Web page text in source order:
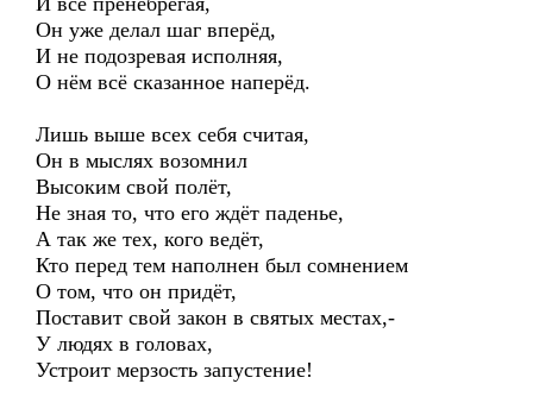
Он уже делал шаг вперёд,
И не подозревая исполняя,
О нём всё сказанное наперёд.
Лишь выше всех себя считая,
Он в мыслях возомнил
Высоким свой полёт,
Не зная то, что его ждёт паденье,
А так же тех, кого ведёт,
Кто перед тем наполнен был сомнением
О том, что он придёт,
Поставит свой закон в святых местах,-
У людях в головах,
Устроит мерзость запустение!